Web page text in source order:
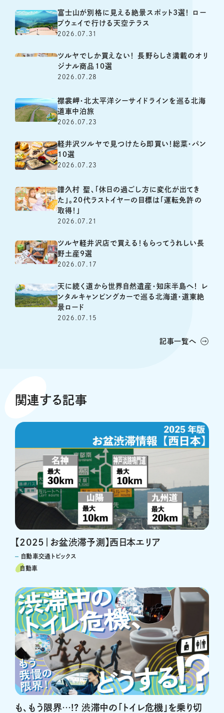
富士山が別格に見える絶景スポット3選！ ロー
プウェイで行ける天空テラス
2026.07.31
ツルヤでしか買えない！ 長野らしさ満載のオリ
ジナル商品10選
2026.07.28
襟裳岬・北太平洋シーサイドラインを巡る北海
道車中泊旅
2026.07.23
軽井沢ツルヤで見つけたら即買い！総菜・パン
10選
2026.07.23
譜久村 聖、「休日の過ごし方に変化が出てき
た」。20代ラストイヤーの目標は「運転免許の
取得！」
2026.07.21
ツルヤ軽井沢店で買える！もらってうれしい長
野土産9選
2026.07.17
天に続く道から世界自然遺産・知床半島へ！ レ
ンタルキャンピングカーで巡る北海道・道東絶
景ロード
2026.07.15
記事一覧へ
関連する記事
【2025｜お盆渋滞予測】西日本エリア
自動車交通トピックス
自動車
も、もう限界…!? 渋滞中の「トイレ危機」を乗り切